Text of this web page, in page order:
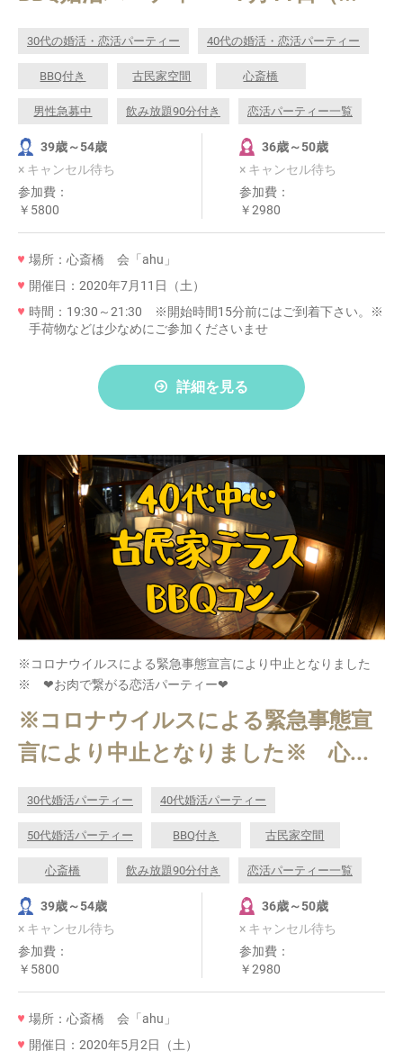
30代の婚活・恋活パーティー 40代の婚活・恋活パーティー
BBQ付き 古民家空間 心斎橋
男性急募中 飲み放題90分付き 恋活パーティー一覧
39歳～54歳
× キャンセル待ち
参加費：
￥5800
36歳～50歳
× キャンセル待ち
参加費：
￥2980
場所：心斎橋 会「ahu」
開催日：2020年7月11日（土）
時間：19:30～21:30 ※開始時間15分前にはご到着下さい。※
手荷物などは少なめにご参加くださいませ
詳細を見る
※コロナウイルスによる緊急事態宣言により中止となりました
※ ❤お肉で繋がる恋活パーティー❤
※コロナウイルスによる緊急事態宣
言により中止となりました※ 心...
30代婚活パーティー 40代婚活パーティー
50代婚活パーティー BBQ付き 古民家空間
心斎橋 飲み放題90分付き 恋活パーティー一覧
39歳～54歳
× キャンセル待ち
参加費：
￥5800
36歳～50歳
× キャンセル待ち
参加費：
￥2980
場所：心斎橋 会「ahu」
開催日：2020年5月2日（土）